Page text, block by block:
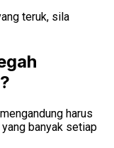
teruk, sila
harus
banyak setiap